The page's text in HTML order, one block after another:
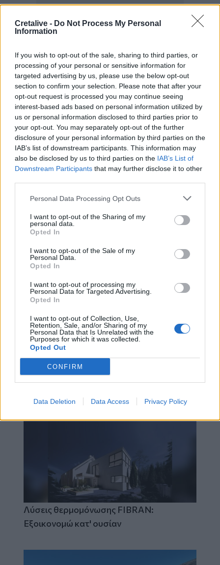
Cretalive - Do Not Process My Personal
Information
If you wish to opt-out of the sale, sharing to third parties, or
processing of your personal or sensitive information for
targeted advertising by us, please use the below opt-out
section to confirm your selection. Please note that after your
opt-out request is processed you may continue seeing
interest-based ads based on personal information utilized by
us or personal information disclosed to third parties prior to
your opt-out. You may separately opt-out of the further
disclosure of your personal information by third parties on the
IAB’s list of downstream participants. This information may
also be disclosed by us to third parties on the IAB’s List of
Downstream Participants that may further disclose it to other
Personal Data Processing Opt Outs
I want to opt-out of the Sharing of my
personal data.
Opted In
I want to opt-out of the Sale of my
Personal Data.
Opted In
I want to opt-out of processing my
Personal Data for Targeted Advertising.
Opted In
I want to opt-out of Collection, Use,
Retention, Sale, and/or Sharing of my
Personal Data that Is Unrelated with the
Purposes for which it was collected.
Opted Out
CONFIRM
Data Deletion Data Access Privacy Policy
Best of Crete
Ιούλιο με 2 εκατομμύρια επιβάτες
Νέο MG HS Hybrid+: Το οικογενειακό SUV
των 224 ίππων έφτασε στην Κρήτη - Δείτε
Λύσεις θερμομόνωσης FIBRAN:
Εξοικονομώ κατ' ουσίαν